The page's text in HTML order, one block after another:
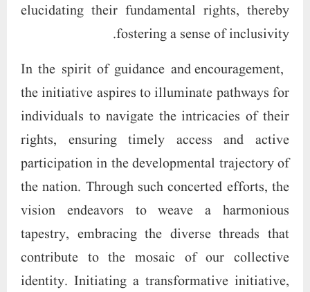
elucidating their fundamental rights, thereby
fostering a sense of inclusivity.
In the spirit of guidance and encouragement,
the initiative aspires to illuminate pathways for
individuals to navigate the intricacies of their
rights, ensuring timely access and active
participation in the developmental trajectory of
the nation. Through such concerted efforts, the
vision endeavors to weave a harmonious
tapestry, embracing the diverse threads that
contribute to the mosaic of our collective
identity. Initiating a transformative initiative,